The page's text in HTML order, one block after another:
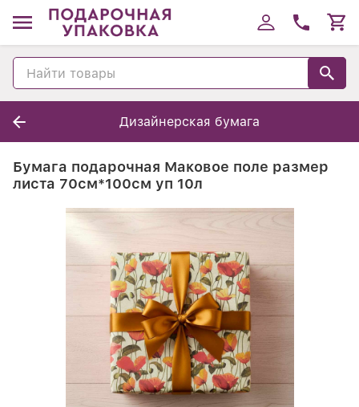
Дизайнерская бумага
Бумага подарочная Маковое поле размер
листа 70см*100см уп 10л